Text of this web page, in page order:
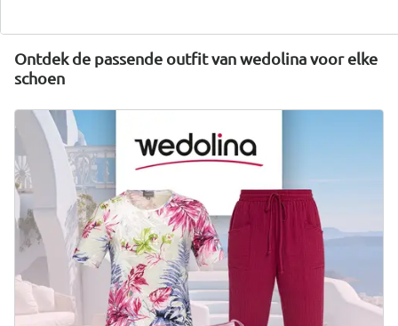
Ontdek de passende outfit van wedolina voor elke
schoen